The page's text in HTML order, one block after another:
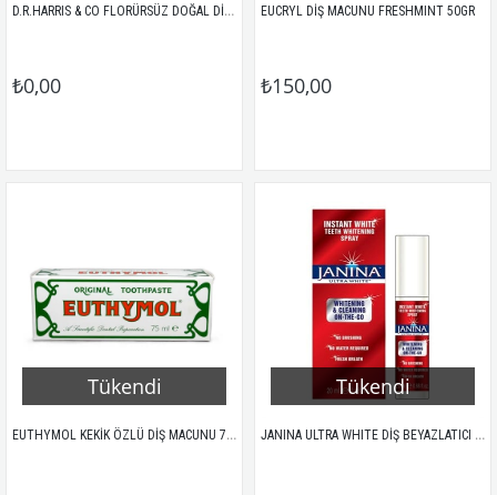
D.R.HARRIS & CO FLORÜRSÜZ DOĞAL DİŞ MACUNU 75ML
₺0,00
EUCRYL DİŞ MACUNU FRESHMINT 50GR
₺150,00
Tükendi
EUTHYMOL KEKİK ÖZLÜ DİŞ MACUNU 75ML
Tükendi
JANINA ULTRA WHITE DİŞ BEYAZLATICI AĞIZ SPREYİ 20ML